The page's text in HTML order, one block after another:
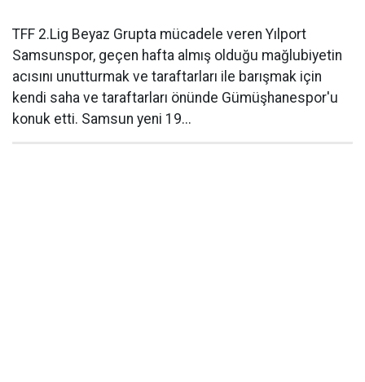
TFF 2.Lig Beyaz Grupta mücadele veren Yılport
Samsunspor, geçen hafta almış olduğu mağlubiyetin
acısını unutturmak ve taraftarları ile barışmak için
kendi saha ve taraftarları önünde Gümüşhanespor'u
konuk etti. Samsun yeni 19...